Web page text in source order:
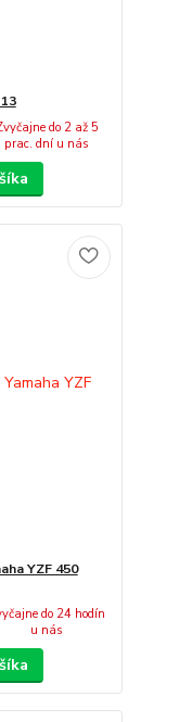
do 2 až 5
prac. dní u nás
YZF 450
do 24 hodín
u nás